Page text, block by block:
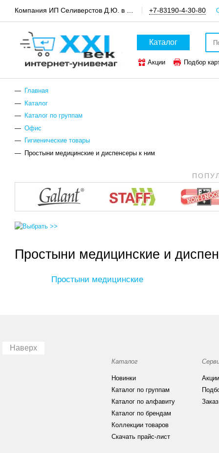
+7-83190-4-30-80
Каталог
Акции
Подбор
Главная
Каталог
Каталог по группам
Офис
Гигиенические товары
Простыни медицинские и диспенсеры к ним
Простыни медицинские и
Простыни медицинские
Наверх
Каталог
Новинки
Каталог по группам
Каталог по алфавиту
Каталог по брендам
Коллекции товаров
Скачать прайс-лист